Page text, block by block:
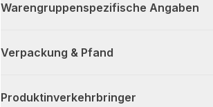
Warengruppenspezifische Angaben
Verpackung & Pfand
Produktinverkehrbringer